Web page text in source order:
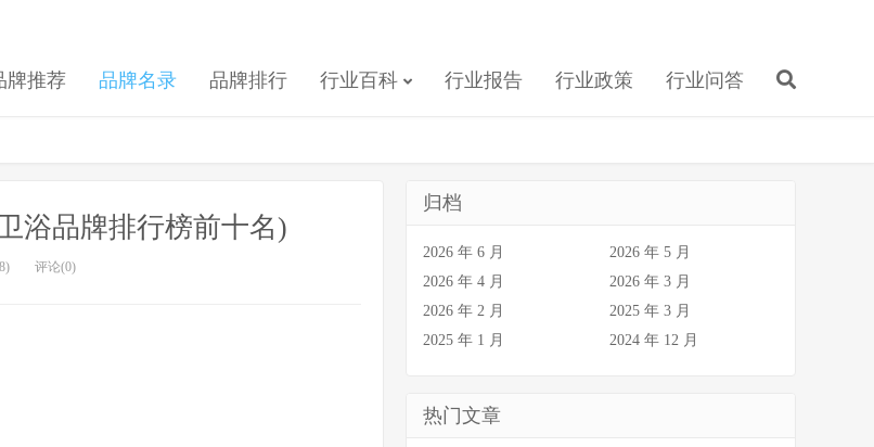
牌推荐 品牌名录 品牌排行 行业百科 行业报告 行业政策 行业问答
浴品牌排行榜前十名)
评论(0)
归档
2026 年 6 月
2026 年 5 月
2026 年 4 月
2026 年 3 月
2026 年 2 月
2025 年 3 月
2025 年 1 月
2024 年 12 月
热门文章